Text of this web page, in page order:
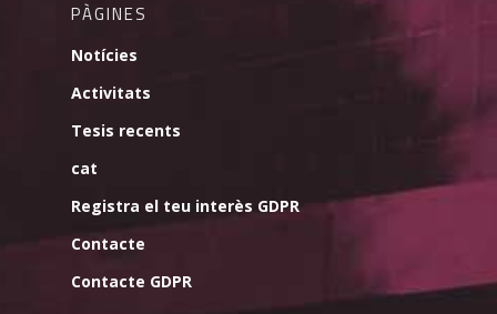
PÀGINES
Notícies
Activitats
Tesis recents
cat
Registra el teu interès GDPR
Contacte
Contacte GDPR